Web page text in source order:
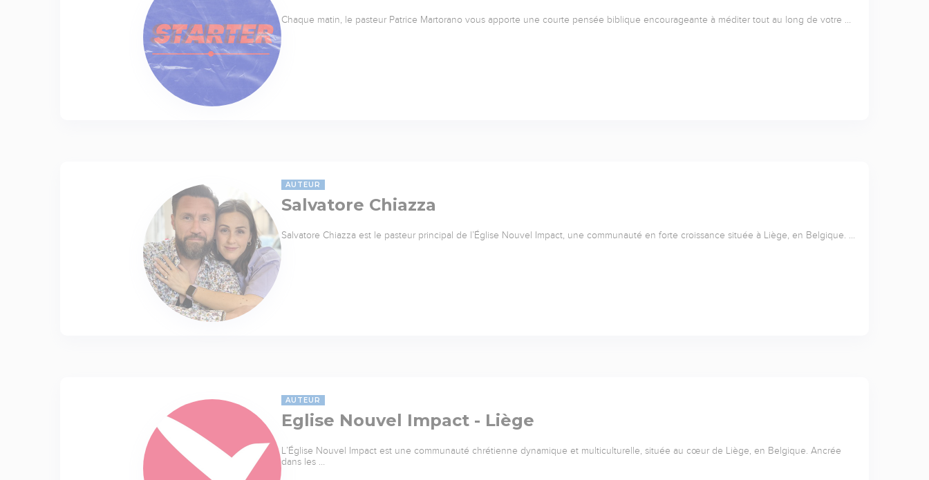
Chaque matin, le pasteur Patrice Martorano vous apporte une courte pensée biblique encourageante à méditer tout au long de votre …
AUTEUR
Salvatore Chiazza
Salvatore Chiazza est le pasteur principal de l’Église Nouvel Impact, une communauté en forte croissance située à Liège, en Belgique. …
AUTEUR
Eglise Nouvel Impact - Liège
L’Église Nouvel Impact est une communauté chrétienne dynamique et multiculturelle, située au cœur de Liège, en Belgique. Ancrée
dans les …